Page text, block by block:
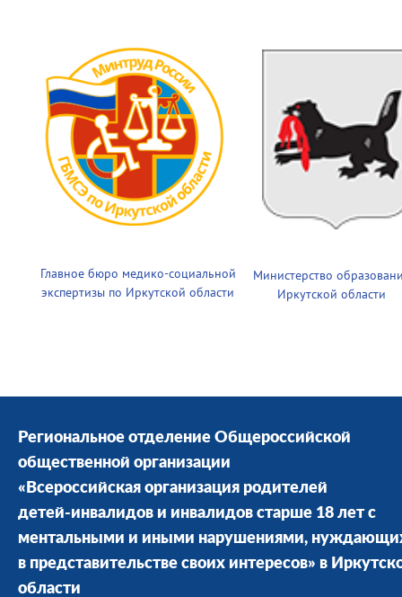
Главное бюро медико-социальной
экспертизы по Иркутской области
Министерство
Иркутской области
Региональное отделение Общероссийской
общественной организации
«Всероссийская организация родителей
детей-инвалидов и инвалидов старше 18 лет с
ментальными и иными нарушениями,
в представительстве своих интересов» в
области